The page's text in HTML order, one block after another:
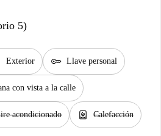
5)
Exterior key Llave personal
con vista a la calle
acondicionado water_heater Calefacción